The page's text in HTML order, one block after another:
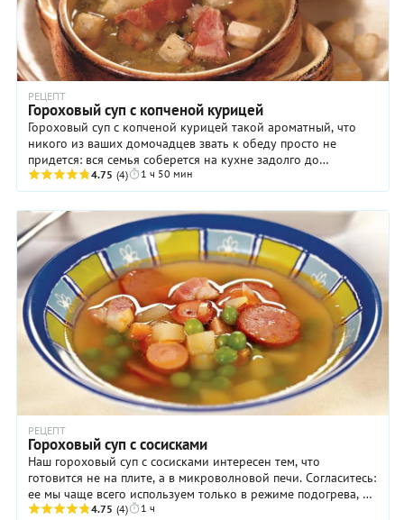
РЕЦЕПТ
Гороховый суп с копченой курицей
Гороховый суп с копченой курицей такой ароматный, что
никого из ваших домочадцев звать к обеду просто не
придется: вся семья соберется на кухне задолго до
готовности блюда. Сало придает бульону ...
4.75 (4) 1 ч 50 мин
РЕЦЕПТ
Гороховый суп с сосисками
Наш гороховый суп с сосисками интересен тем, что
готовится не на плите, а в микроволновой печи. Согласитесь:
ее мы чаще всего используем только в режиме подогрева, а
остальные функции просто ...
4.75 (4) 1 ч